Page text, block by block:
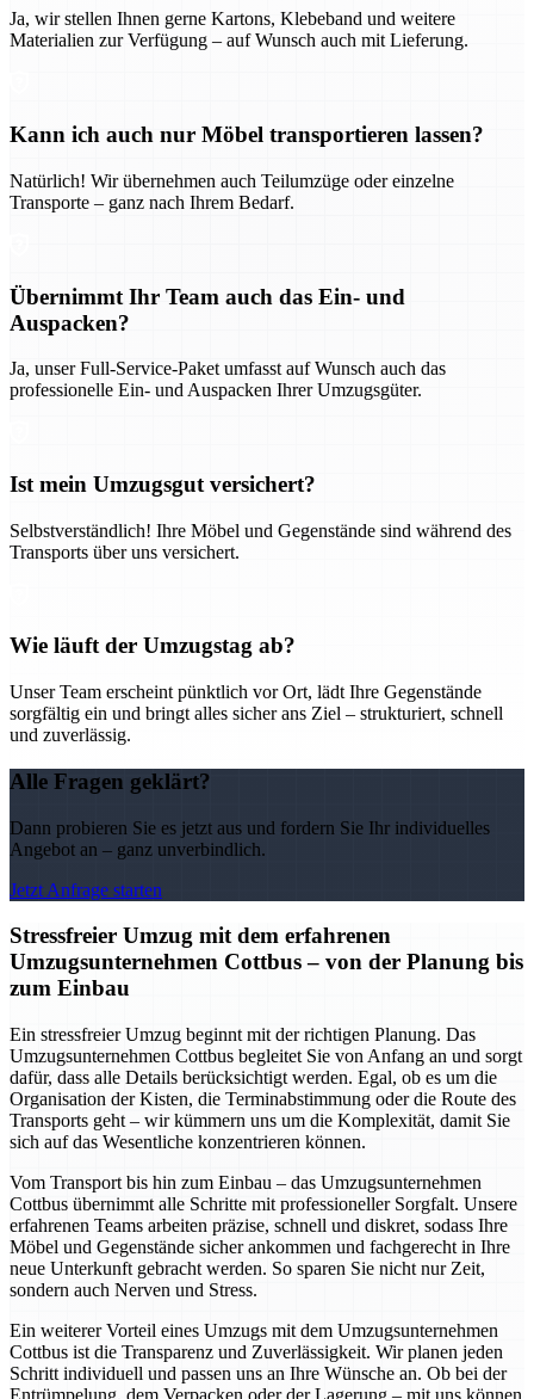
Ja, wir stellen Ihnen gerne Kartons, Klebeband und weitere
Materialien zur Verfügung – auf Wunsch auch mit Lieferung.
Kann ich auch nur Möbel transportieren lassen?
Natürlich! Wir übernehmen auch Teilumzüge oder einzelne
Transporte – ganz nach Ihrem Bedarf.
Übernimmt Ihr Team auch das Ein- und
Auspacken?
Ja, unser Full-Service-Paket umfasst auf Wunsch auch das
professionelle Ein- und Auspacken Ihrer Umzugsgüter.
Ist mein Umzugsgut versichert?
Selbstverständlich! Ihre Möbel und Gegenstände sind während des
Transports über uns versichert.
Wie läuft der Umzugstag ab?
Unser Team erscheint pünktlich vor Ort, lädt Ihre Gegenstände
sorgfältig ein und bringt alles sicher ans Ziel – strukturiert, schnell
und zuverlässig.
Alle Fragen geklärt?
Dann probieren Sie es jetzt aus und fordern Sie Ihr individuelles
Angebot an – ganz unverbindlich.
Jetzt Anfrage starten
Stressfreier Umzug mit dem erfahrenen
Umzugsunternehmen Cottbus – von der Planung bis
zum Einbau
Ein stressfreier Umzug beginnt mit der richtigen Planung. Das
Umzugsunternehmen Cottbus begleitet Sie von Anfang an und sorgt
dafür, dass alle Details berücksichtigt werden. Egal, ob es um die
Organisation der Kisten, die Terminabstimmung oder die Route des
Transports geht – wir kümmern uns um die Komplexität, damit Sie
sich auf das Wesentliche konzentrieren können.
Vom Transport bis hin zum Einbau – das Umzugsunternehmen
Cottbus übernimmt alle Schritte mit professioneller Sorgfalt. Unsere
erfahrenen Teams arbeiten präzise, schnell und diskret, sodass Ihre
Möbel und Gegenstände sicher ankommen und fachgerecht in Ihre
neue Unterkunft gebracht werden. So sparen Sie nicht nur Zeit,
sondern auch Nerven und Stress.
Ein weiterer Vorteil eines Umzugs mit dem Umzugsunternehmen
Cottbus ist die Transparenz und Zuverlässigkeit. Wir planen jeden
Schritt individuell und passen uns an Ihre Wünsche an. Ob bei der
Entrümpelung, dem Verpacken oder der Lagerung – mit uns können